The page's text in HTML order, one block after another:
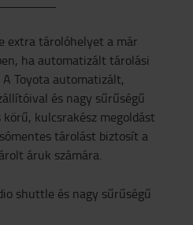
extra tárolóhelyet a már
ha automatizált tárolási
Toyota automatizált,
és nagy sűrűségű
kulcsrakész megoldást
tárolást biztosít a
áruk számára.